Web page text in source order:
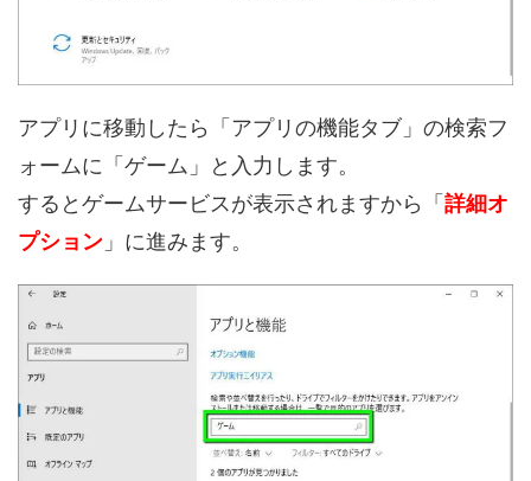
アプリに移動したら「アプリの機能タブ」の検索フ
ォームに「ゲーム」と入力します。
するとゲームサービスが表示されますから「詳細オ
プション 」に進みます。